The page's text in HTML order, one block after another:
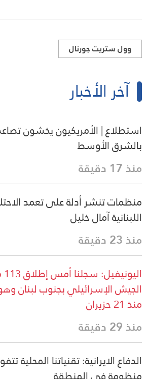
وول ستريت جورنال
آخر الأخبار
استطلاع | الأمريكيون يخشون
بالشرق الأوسط
منذ 17 دقيقة
منظمات تنشر أدلة على تعمد
اللبنانية آمال خليل
منذ 23 دقيقة
الجيش الإسرائيلي بجنوب لبنان
منذ 21 حزيران
منذ 29 دقيقة
الدفاع الايرانية: تقنياتنا المحلية